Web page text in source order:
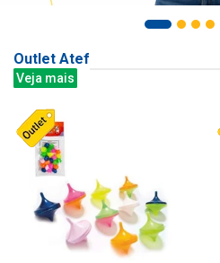
Outlet Atef
Veja mais